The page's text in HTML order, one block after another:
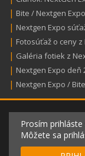
| Bite / Nextgen
| Nextgen Expo
| Fotosúťaž o ceny
| Galéria fotiek z
| Nextgen Expo deň
| Nextgen Expo /
Prosím
Môžete sa